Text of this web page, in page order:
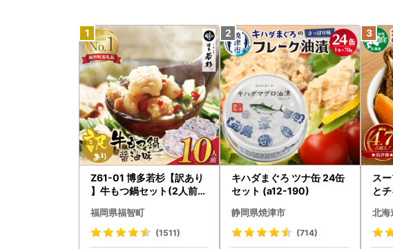
Z61-01 博多若杉【訳あり
】牛もつ鍋セット(2人前×
福岡県福智町
(1511)
キハダまぐろ ツナ缶 24缶
セット (a12-190)
静岡県焼津市
(714)
ス
と
北海